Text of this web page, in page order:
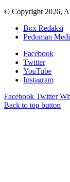
© Copyright 2026,
Box Redaksi
Pedoman
Facebook
Twitter
YouTube
Instagram
Facebook Twitter
Back to top button